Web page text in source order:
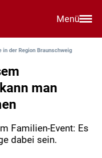
Menü
in der Region Braunschweig
man
Familien-Event: Es
dabei sein.